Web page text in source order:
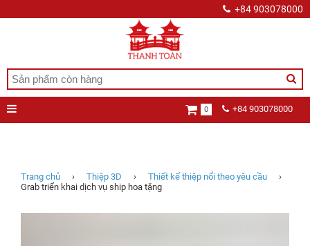
+84 903078000
+84 903078000
0
Trang chủ › Thiệp 3D › Thiết kế thiệp nổi theo yêu cầu
›
Grab triển khai dịch vụ ship hoa tặng